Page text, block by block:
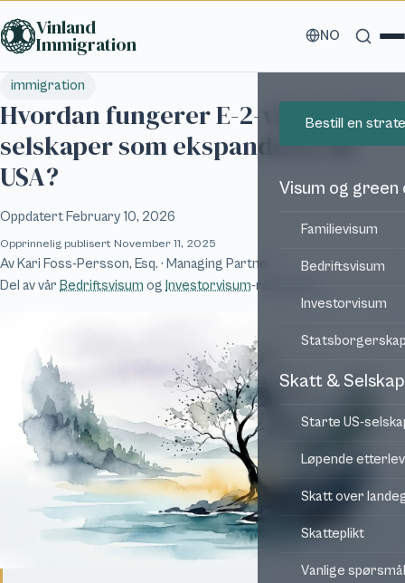
Vinland
Immigration NO
Bestill en
Visum og green
Familievisum
Bedriftsvisum
Investorvisum
Skatt &
Starte US-
Løpende
Skatt over
Skatteplikt
Vanlige spørsmål
immigration
Hvordan fungerer E-2-visumet for
selskaper som ekspanderer til
USA?
Oppdatert February 10, 2026
Opprinnelig publisert November 11, 2025
Av Kari Foss-Persson, Esq. · Managing Partner
Del av vår Bedriftsvisum og Investorvisum-rådgivning